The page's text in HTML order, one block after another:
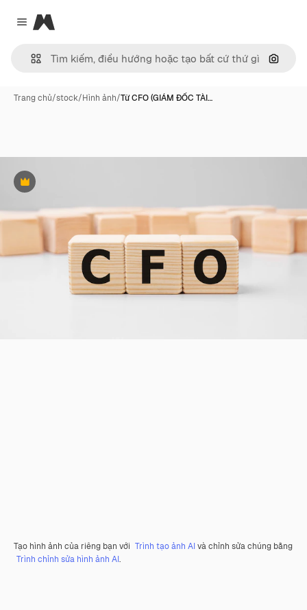
Close menu
Magnific
Tìm
Trang chủ/stock/Hình ảnh/Từ CFO (GIÁM ĐỐC TÀI…
Phần thưởng
Tạo hình ảnh của riêng bạn với Trình tạo ảnh AIvà chỉnh sửa chúng bằng
Trình chỉnh sửa hình ảnh AI.